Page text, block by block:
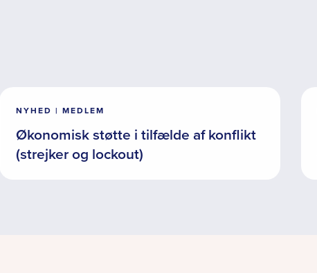
NYHED | MEDLEM
Økonomisk støtte i tilfælde af konflikt
(strejker og lockout)